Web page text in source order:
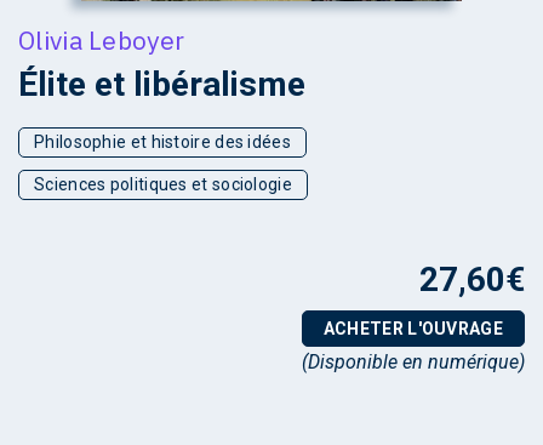
Olivia Leboyer
Élite et libéralisme
Philosophie et histoire des idées
Sciences politiques et sociologie
27,60€
ACHETER L'OUVRAGE
(Disponible en numérique)